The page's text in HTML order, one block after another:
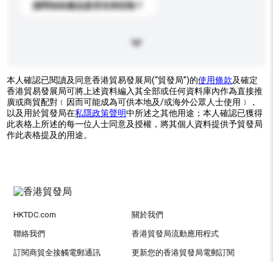
請問你的產品是否支持定制？
本人確認已閱讀及同意香港貿易發展局(“貿發局”)的使用條款及確定
香港貿易發展局可將上述資料編入其全部或任何資料庫內作為直接推
廣或商貿配對﹝因而可能成為可供本地及/或海外公眾人士使用﹞，
以及用於貿發局在私隱政策聲明中所述之其他用途；本人確認已獲得
此表格上所述的每一位人士同意及授權，將其個人資料提供予貿發局
作此表格提及的用途。
HKTDC.com 關於我們
聯絡我們 香港貿發局流動應用程式
訂閱商貿全接觸電郵通訊 更新您的香港貿發局電郵訂閱